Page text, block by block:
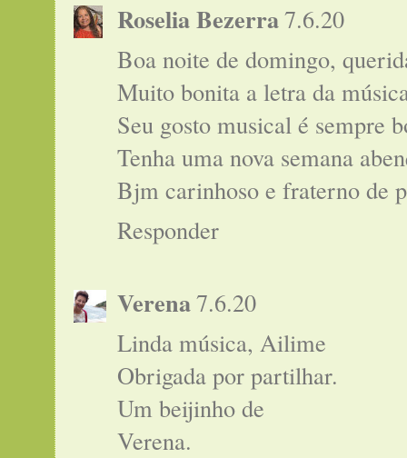
Roselia Bezerra7.6.20
Boa noite de domingo,
Muito bonita a letra da
Seu gosto musical é sempre
Tenha uma nova semana
Bjm carinhoso e fraterno de
Responder
Verena7.6.20
Linda música, Ailime
Obrigada por partilhar.
Um beijinho de
Verena.